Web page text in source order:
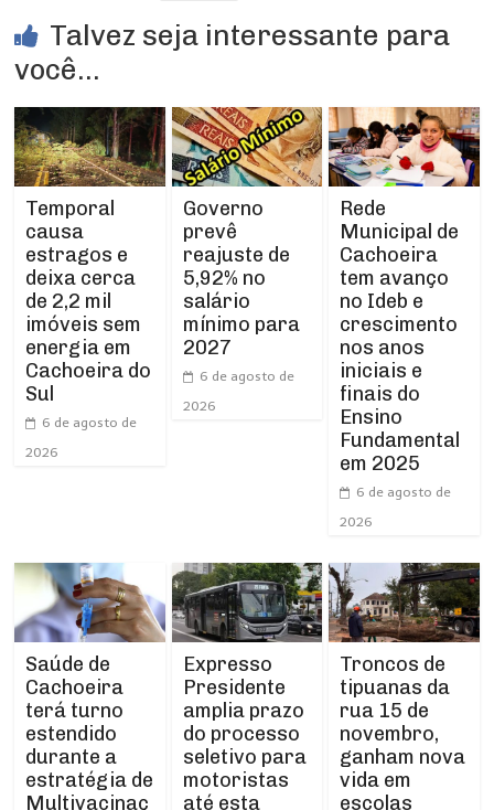
Talvez seja interessante para
você...
Temporal
causa
estragos e
deixa cerca
de 2,2 mil
imóveis sem
energia em
Cachoeira do
Sul
6 de agosto de
2026
Governo
prevê
reajuste de
5,92% no
salário
mínimo para
2027
6 de agosto de
2026
Rede
Municipal de
Cachoeira
tem avanço
no Ideb e
crescimento
nos anos
iniciais e
finais do
Ensino
Fundamental
em 2025
6 de agosto de
2026
Saúde de
Cachoeira
terá turno
estendido
durante a
estratégia de
Multivacinaç
Expresso
Presidente
amplia prazo
do processo
seletivo para
motoristas
até esta
Troncos de
tipuanas da
rua 15 de
novembro,
ganham nova
vida em
escolas